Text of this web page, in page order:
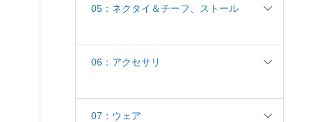
05：ネクタイ＆チーフ、ストール
06：アクセサリ
07：ウェア